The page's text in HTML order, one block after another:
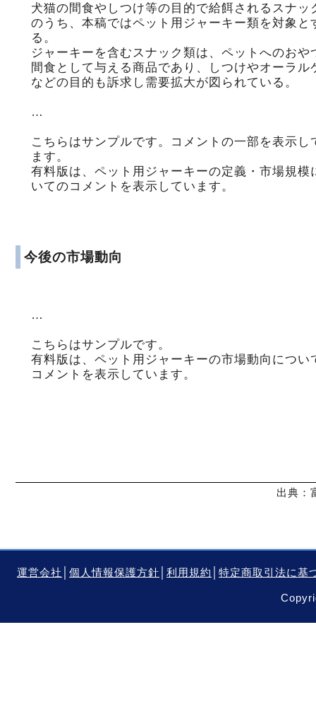
犬猫の間食やしつけ等の目的で給餌されるスナッ
のうち、本稿ではペット用ジャーキー類を対象と
る。
ジャーキーを含むスナック類は、ペットへのおや
間食として与える商品であり、しつけやオーラル
などの目的も訴求し需要拡大が図られている。
…
こちらはサンプルです。コメントの一部を表示し
ます。
有料版は、ペット用ジャーキーの定義・市場規模
いてのコメントを表示しています。
今後の市場動向
…
こちらはサンプルです。
有料版は、ペット用ジャーキーの市場動向につい
コメントを表示しています。
出典：
運営会社 個人情報保護方針 利用規約 特定商取引法に基